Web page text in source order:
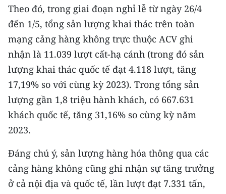
RADIO
MEDIA CENTER
E-Magazine
Video
Media Chính trị
Media Kinh tế
Media Văn hóa
Media Xã hội
Theo đó, trong giai đoạn nghỉ lễ từ ngày 26/4
đến 1/5, tổng sản lượng khai thác trên toàn
mạng cảng hàng không trực thuộc ACV ghi
nhận là 11.039 lượt cất-hạ cánh (trong đó sản
lượng khai thác quốc tế đạt 4.118 lượt, tăng
17,19% so với cùng kỳ 2023). Trong tổng sản
lượng gần 1,8 triệu hành khách, có 667.631
khách quốc tế, tăng 31,16% so cùng kỳ năm
2023.
Đáng chú ý, sản lượng hàng hóa thông qua các
cảng hàng không cũng ghi nhận sự tăng trưởng
ở cả nội địa và quốc tế, lần lượt đạt 7.331 tấn,